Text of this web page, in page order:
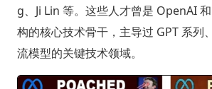
g、Ji Lin 等。这些人才曾是 OpenAI
构的核心技术骨干，主导过 GPT 系列
流模型的关键技术领域。